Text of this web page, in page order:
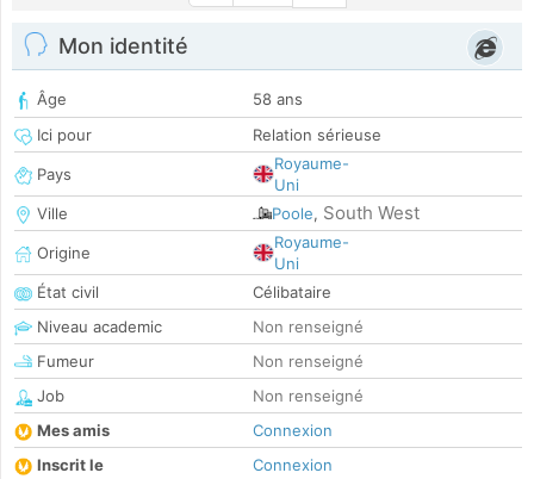
Mon identité
Âge
58 ans
Ici pour
Relation sérieuse
Pays
Royaume-
Uni
Ville
Poole, South West
Origine
Royaume-
Uni
État civil
Célibataire
Niveau academic
Non renseigné
Fumeur
Non renseigné
Job
Non renseigné
Mes amis
Connexion
Inscrit le
Connexion